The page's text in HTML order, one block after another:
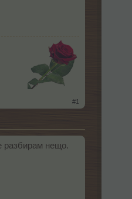
#1
разбирам нещо.